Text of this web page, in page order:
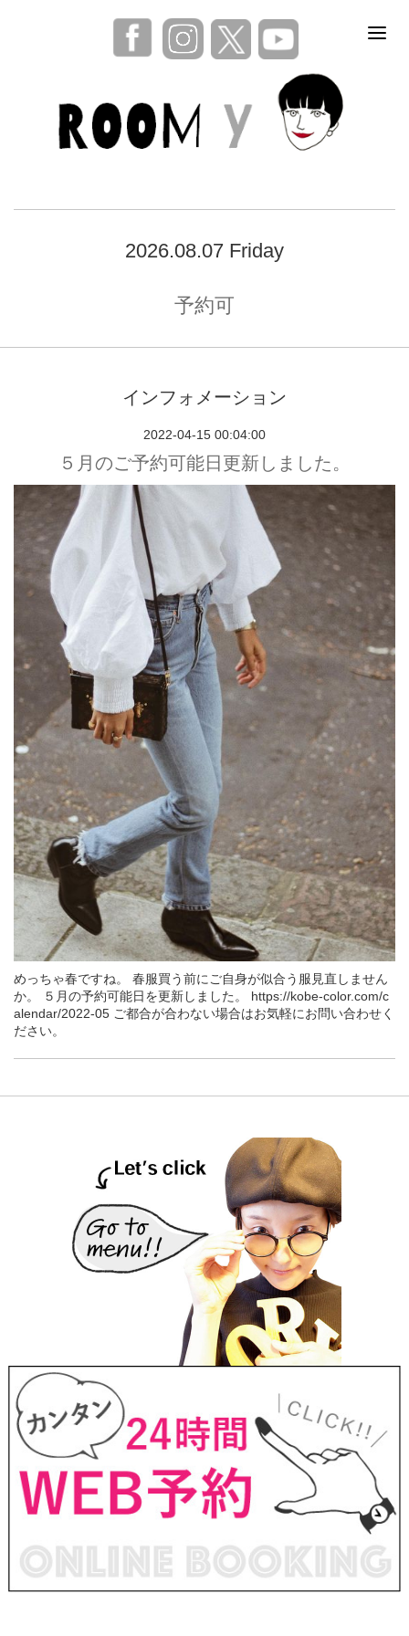
2026.08.07 Friday
予約可
インフォメーション
2022-04-15 00:04:00
５月のご予約可能日更新しました。
めっちゃ春ですね。 春服買う前にご自身が似合う服見直しません
か。 ５月の予約可能日を更新しました。 https://kobe-color.com/c
alendar/2022-05 ご都合が合わない場合はお気軽にお問い合わせく
ださい。